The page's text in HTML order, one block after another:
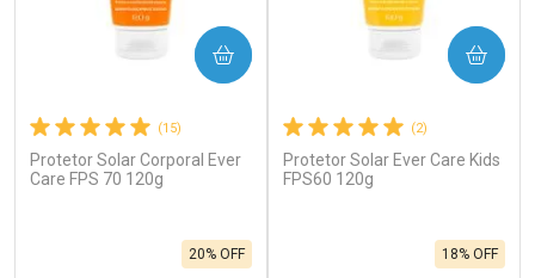
(15)
Protetor Solar Corporal Ever
Care FPS 70 120g
20% OFF
COMPRAR
(2)
Protetor Solar Ever Care Kids
FPS60 120g
18% OFF
COMPRAR